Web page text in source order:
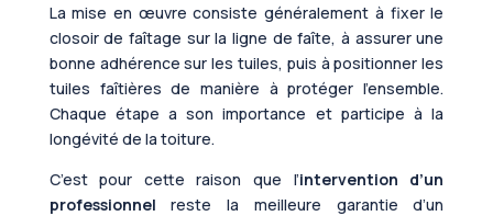
La mise en œuvre consiste généralement à fixer le
closoir de faîtage sur la ligne de faîte, à assurer une
bonne adhérence sur les tuiles, puis à positionner les
tuiles faîtières de manière à protéger l’ensemble.
Chaque étape a son importance et participe à la
longévité de la toiture.
C’est pour cette raison que l’intervention d’un
professionnel reste la meilleure garantie d’un